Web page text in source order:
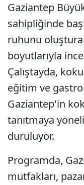
Gaziantep
sahipliğinde
ruhunu
boyutlarıyla
Çalıştayda,
eğitim ve
Gaziantep'in
tanıtmaya
duruluyor.
Programda,
mutfakları,